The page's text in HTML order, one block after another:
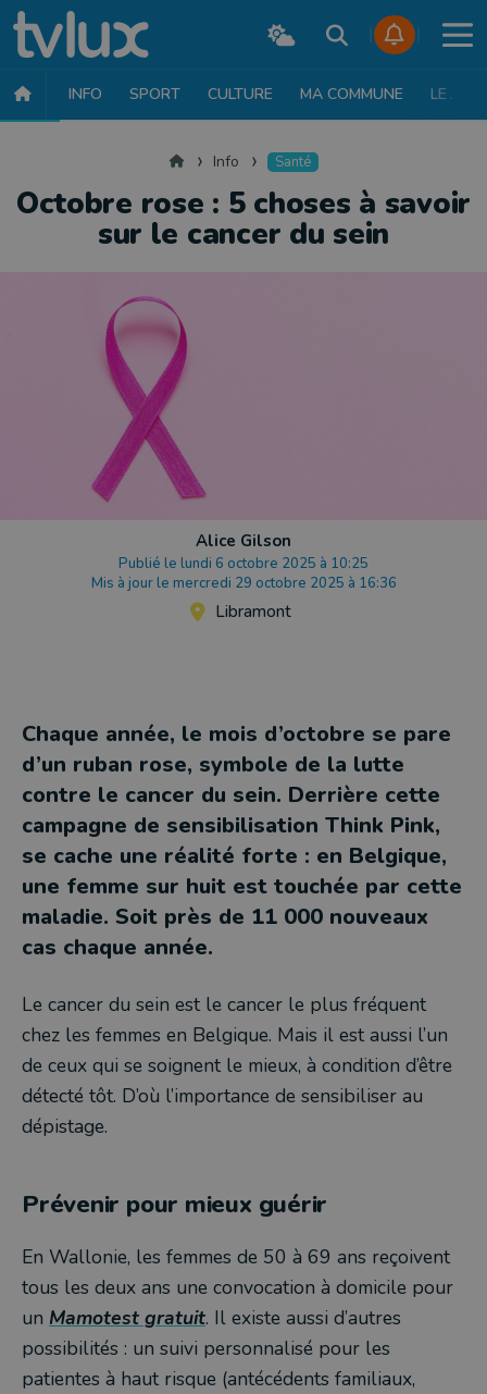
INFO SPORT CULTURE MA COMMUNE LE JT
AccueilInfo Santé
Octobre rose : 5 choses à savoir
sur le cancer du sein
Alice Gilson
Publié le lundi 6 octobre 2025 à 10:25
Mis à jour le mercredi 29 octobre 2025 à 16:36
Libramont
Chaque année, le mois d’octobre se pare
d’un ruban rose, symbole de la lutte
contre le cancer du sein. Derrière cette
campagne de sensibilisation Think Pink,
se cache une réalité forte : en Belgique,
une femme sur huit est touchée par cette
maladie. Soit près de 11 000 nouveaux
cas chaque année.
Le cancer du sein est le cancer le plus fréquent
chez les femmes en Belgique. Mais il est aussi l’un
de ceux qui se soignent le mieux, à condition d’être
détecté tôt. D’où l’importance de sensibiliser au
dépistage.
Prévenir pour mieux guérir
En Wallonie, les femmes de 50 à 69 ans reçoivent
tous les deux ans une convocation à domicile pour
un Mamotest gratuit. Il existe aussi d’autres
possibilités : un suivi personnalisé pour les
patientes à haut risque (antécédents familiaux,